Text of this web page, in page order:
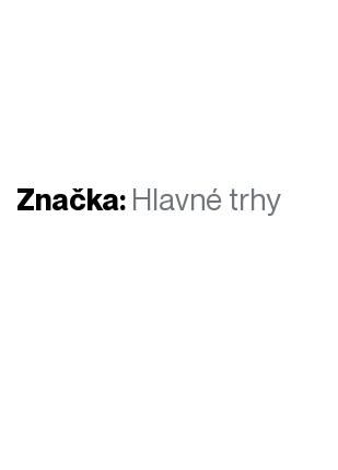
Značka: Hlavné trhy